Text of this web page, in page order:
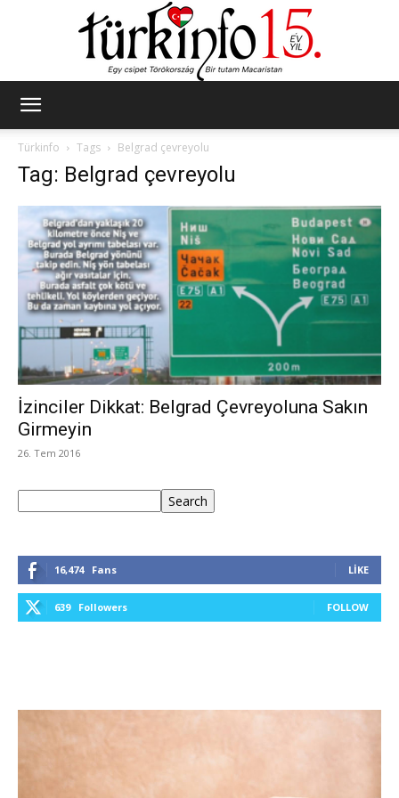
Türkinfo
Tags Belgrad çevreyolu
Tag: Belgrad çevreyolu
İzinciler Dikkat: Belgrad Çevreyoluna Sakın
Girmeyin
26. Tem 2016
Search
16,474 Fans LIKE
639 Followers FOLLOW